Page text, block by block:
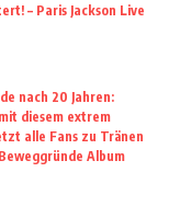
– Paris Jackson Live
nach 20 Jahren:
diesem extrem
alle Fans zu Tränen
Album